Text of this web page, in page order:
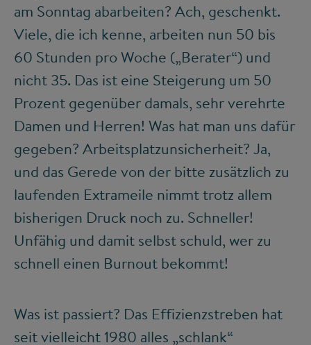
am Sonntag abarbeiten? Ach, geschenkt.
Viele, die ich kenne, arbeiten nun 50 bis
60 Stunden pro Woche („Berater“) und
nicht 35. Das ist eine Steigerung um 50
Prozent gegenüber damals, sehr verehrte
Damen und Herren! Was hat man uns dafür
gegeben? Arbeitsplatzunsicherheit? Ja,
und das Gerede von der bitte zusätzlich zu
laufenden Extrameile nimmt trotz allem
bisherigen Druck noch zu. Schneller!
Unfähig und damit selbst schuld, wer zu
schnell einen Burnout bekommt!
Was ist passiert? Das Effizienzstreben hat
seit vielleicht 1980 alles „schlank“